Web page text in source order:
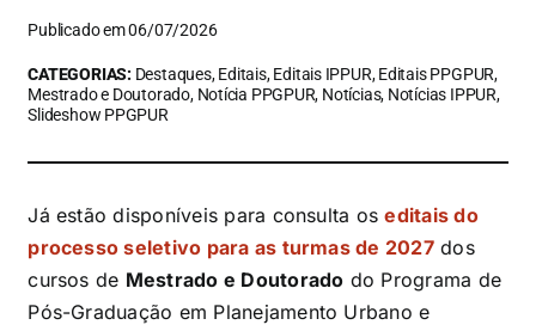
Publicado em 06/07/2026
CATEGORIAS: Destaques, Editais, Editais IPPUR, Editais PPGPUR,
Mestrado e Doutorado, Notícia PPGPUR, Notícias, Notícias IPPUR,
Slideshow PPGPUR
Já estão disponíveis para consulta oseditais do
processo seletivo para as turmas de 2027dos
cursos de Mestrado e Doutorado do Programa de
Pós-Graduação em Planejamento Urbano e